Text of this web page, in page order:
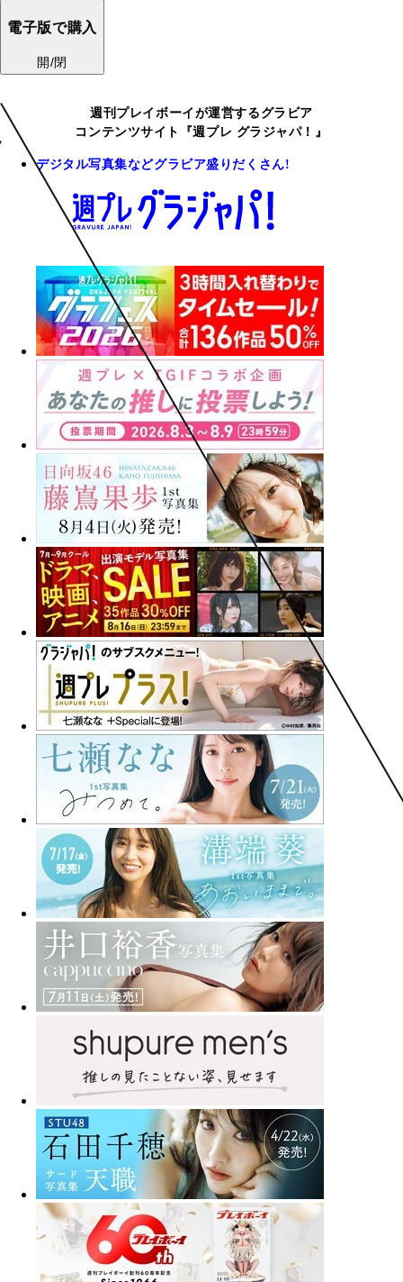
電子版で購入
開/閉
週刊プレイボーイが運営するグラビア
コンテンツサイト『週プレ グラジャパ！』
デジタル写真集などグラビア盛りだくさん!